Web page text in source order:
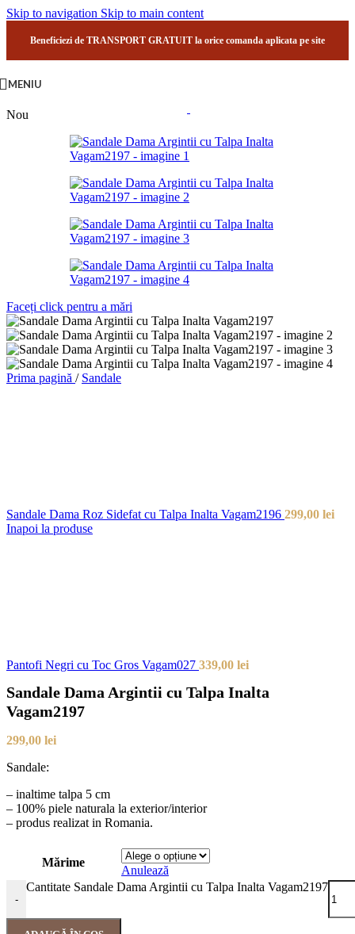
Skip to navigation Skip to main content
Beneficiezi de TRANSPORT GRATUIT la orice comanda aplicata pe site
MENIU
Nou
Faceți click pentru a mări
Prima pagină / Sandale
Sandale Dama Roz Sidefat cu Talpa Inalta Vagam2196 299,00 lei
Inapoi la produse
Pantofi Negri cu Toc Gros Vagam027 339,00 lei
Sandale Dama Argintii cu Talpa Inalta
Vagam2197
299,00 lei
Sandale:
– inaltime talpa 5 cm
– 100% piele naturala la exterior/interior
– produs realizat in Romania.
Mărime
Anulează
-
Cantitate Sandale Dama Argintii cu Talpa Inalta Vagam2197